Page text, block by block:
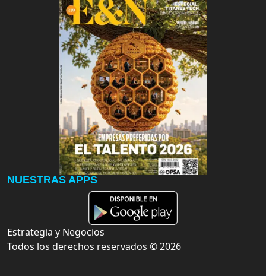
NUESTRAS APPS
Estrategia y Negocios
Todos los derechos reservados ©2026